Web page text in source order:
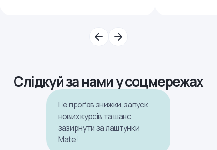
Слідкуй за нами у соцмережах
Не проґав знижки, запуск
нових курсів та шанс
зазирнути за лаштунки
Mate!